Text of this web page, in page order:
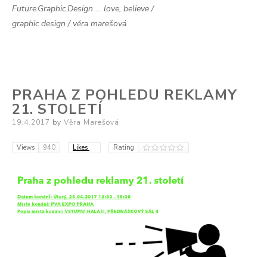
Future.Graphic.Design … love, believe /
graphic design / věra marešová
PRAHA Z POHLEDU REKLAMY
21. STOLETÍ
Posted
19.4.2017 by Věra Marešová
Views 940 Likes Rating